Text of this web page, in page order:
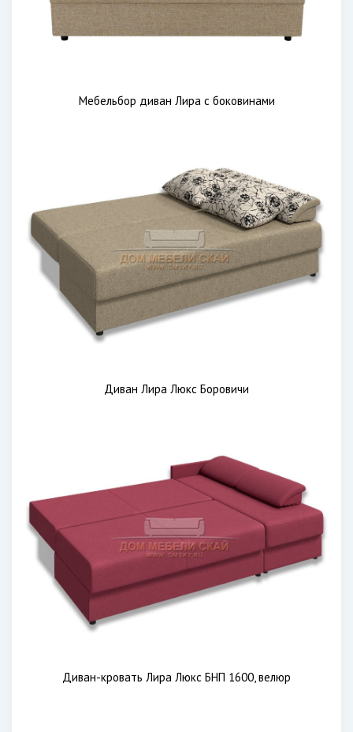
Мебельбор диван Лира с боковинами
Диван Лира Люкс Боровичи
Диван-кровать Лира Люкс БНП 1600, велюр